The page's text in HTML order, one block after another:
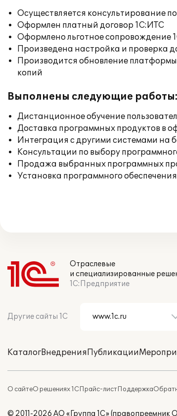
Осуществляется консультирование
Оформлен платный договор 1С:ИТС
Оформлено льготное сопровождение
Произведена настройка и проверка
Производится обновление
копий
Выполнены следующие работы:
Дистанционное обучение
Доставка программных продуктов в
Интеграция с другими системами на
Консультации по выбору
Продажа выбранных программных
Установка программного
Отраслевые
и специализированные
1С:Предприятие
Другие сайты 1С
КаталогВнедренияПубликации
О сайтеО решениях 1СПрайс-листПоддержка
© 2011-2026 АО «Группа 1С»